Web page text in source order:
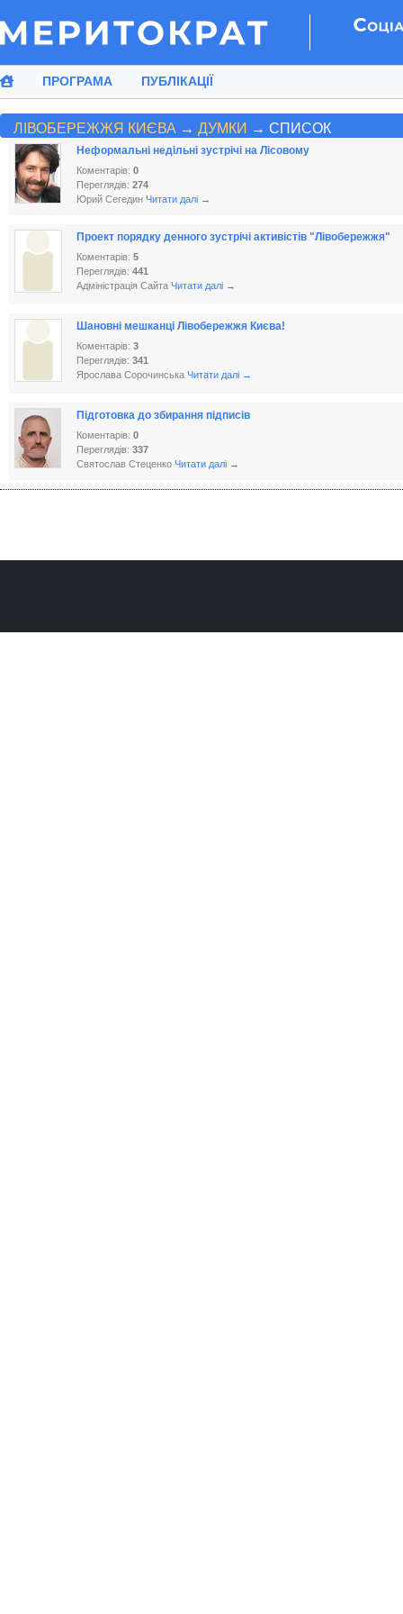
ПРОГРАМА ПУБЛІКАЦІЇ
ЛІВОБЕРЕЖЖЯ КИЄВА → ДУМКИ → СПИСОК
Неформальні недільні зустрічі на Лісовому
Коментарів: 0
Переглядів: 274
Юрий Сегедин Читати далі →
Проект порядку денного зустрічі активістів "Лівобережжя"
Коментарів: 5
Переглядів: 441
Адміністрація Сайта Читати далі →
Шановні мешканці Лівобережжя Києва!
Коментарів: 3
Переглядів: 341
Ярослава Сорочинська Читати далі →
Підготовка до збирання підписів
Коментарів: 0
Переглядів: 337
Святослав Стеценко Читати далі →